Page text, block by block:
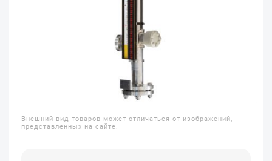
Внешний вид товаров может отличаться от изображений,
представленных на сайте.